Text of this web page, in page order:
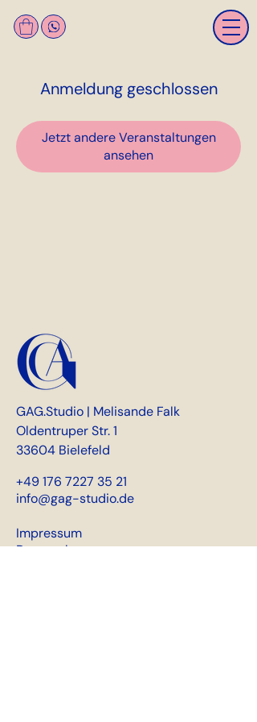
Anmeldung geschlossen
Jetzt andere Veranstaltungen
ansehen
GAG.Studio | Melisande Falk
Oldentruper Str. 1
33604 Bielefeld
+49 176 7227 35 21
info@gag-studio.de
Impressum
Datenschutz